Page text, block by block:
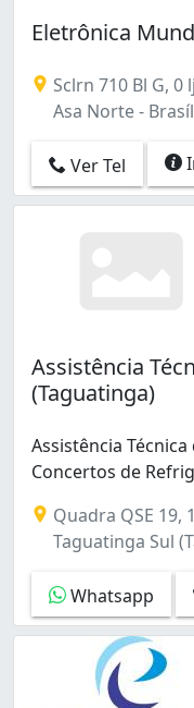
Eletrônica
Sclrn 710 Bl G, 0
Asa Norte -
Ver Tel
Assistência
(Taguatinga)
Assistência
Concertos de
Quadra QSE 19,
Taguatinga Sul
Whatsapp